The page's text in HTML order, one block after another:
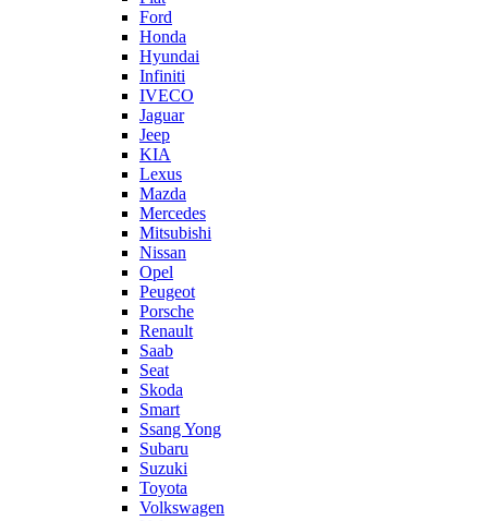
Ford
Honda
Hyundai
Infiniti
IVECO
Jaguar
Jeep
KIA
Lexus
Mazda
Mercedes
Mitsubishi
Nissan
Opel
Peugeot
Porsche
Renault
Saab
Seat
Skoda
Smart
Ssang Yong
Subaru
Suzuki
Toyota
Volkswagen